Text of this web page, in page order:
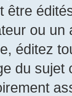
être
ou un
éditez
du sujet